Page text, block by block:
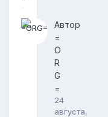
Автор
=
O
R
G
=
24
августа,